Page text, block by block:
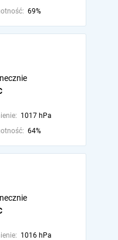
69%
1017 hPa
64%
1016 hPa